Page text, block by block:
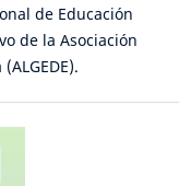
de Educación
de la Asociación